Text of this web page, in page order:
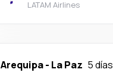
LATAM Airlines
Arequipa- La Paz 5 días